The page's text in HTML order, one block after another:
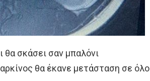
θα σκάσει σαν μπαλόνι
θα έκανε μετάσταση σε όλο